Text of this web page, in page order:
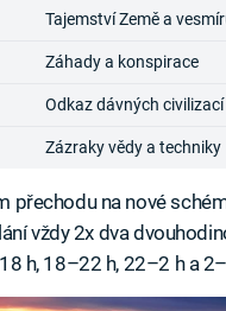
Tajemství Země a
Záhady a konspirace
Odkaz dávných civilizací
Zázraky vědy a techniky
přechodu na nové
vždy 2x dva
h, 18–22 h, 22–2 h a